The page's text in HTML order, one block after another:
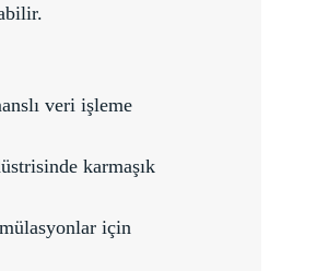
veri işleme
karmaşık
için